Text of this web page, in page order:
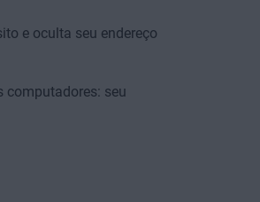
e oculta seu endereço
computadores: seu